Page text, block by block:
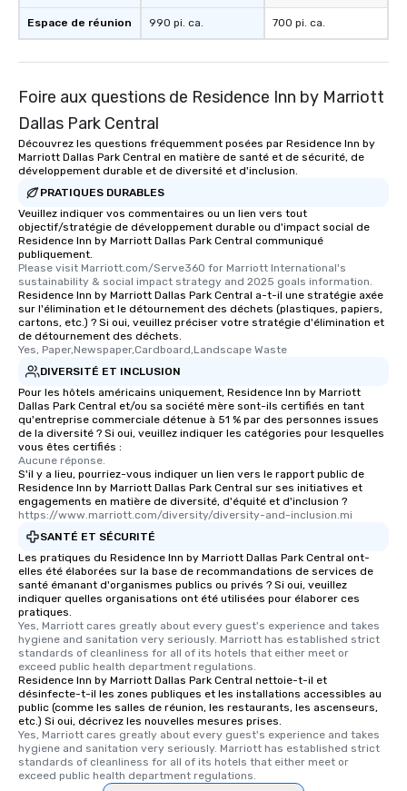
Espace de réunion 990 pi. ca. 700 pi. ca.
Foire aux questions de Residence Inn by Marriott
Dallas Park Central
Découvrez les questions fréquemment posées par Residence Inn by
Marriott Dallas Park Central en matière de santé et de sécurité, de
développement durable et de diversité et d'inclusion.
PRATIQUES DURABLES
Veuillez indiquer vos commentaires ou un lien vers tout
objectif/stratégie de développement durable ou d'impact social de
Residence Inn by Marriott Dallas Park Central communiqué
publiquement.
Please visit Marriott.com/Serve360 for Marriott International's
sustainability & social impact strategy and 2025 goals information.
Residence Inn by Marriott Dallas Park Central a-t-il une stratégie axée
sur l'élimination et le détournement des déchets (plastiques, papiers,
cartons, etc.) ? Si oui, veuillez préciser votre stratégie d'élimination et
de détournement des déchets.
Yes, Paper,Newspaper,Cardboard,Landscape Waste
DIVERSITÉ ET INCLUSION
Pour les hôtels américains uniquement, Residence Inn by Marriott
Dallas Park Central et/ou sa société mère sont-ils certifiés en tant
qu'entreprise commerciale détenue à 51 % par des personnes issues
de la diversité ? Si oui, veuillez indiquer les catégories pour lesquelles
vous êtes certifiés :
Aucune réponse.
S'il y a lieu, pourriez-vous indiquer un lien vers le rapport public de
Residence Inn by Marriott Dallas Park Central sur ses initiatives et
engagements en matière de diversité, d'équité et d'inclusion ?
https://www.marriott.com/diversity/diversity-and-inclusion.mi
SANTÉ ET SÉCURITÉ
Les pratiques du Residence Inn by Marriott Dallas Park Central ont-
elles été élaborées sur la base de recommandations de services de
santé émanant d'organismes publics ou privés ? Si oui, veuillez
indiquer quelles organisations ont été utilisées pour élaborer ces
pratiques.
Yes, Marriott cares greatly about every guest's experience and takes
hygiene and sanitation very seriously. Marriott has established strict
standards of cleanliness for all of its hotels that either meet or
exceed public health department regulations.
Residence Inn by Marriott Dallas Park Central nettoie-t-il et
désinfecte-t-il les zones publiques et les installations accessibles au
public (comme les salles de réunion, les restaurants, les ascenseurs,
etc.) Si oui, décrivez les nouvelles mesures prises.
Yes, Marriott cares greatly about every guest's experience and takes
hygiene and sanitation very seriously. Marriott has established strict
standards of cleanliness for all of its hotels that either meet or
exceed public health department regulations.